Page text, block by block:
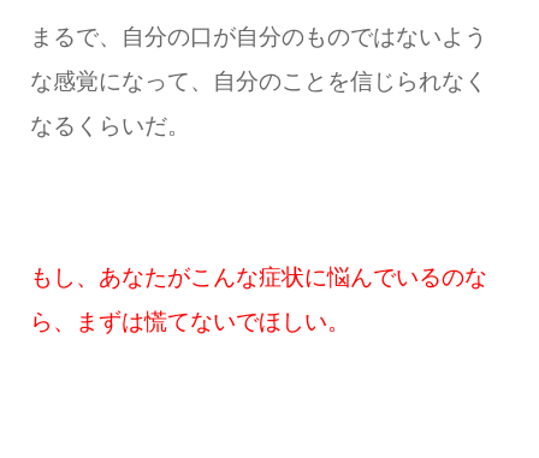
まるで、自分の口が自分のものではないよう
な感覚になって、自分のことを信じられなく
なるくらいだ。
もし、あなたがこんな症状に悩んでいるのな
ら、まずは慌てないでほしい。